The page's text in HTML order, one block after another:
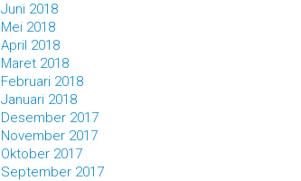
Juni 2018
Mei 2018
April 2018
Maret 2018
Februari 2018
Januari 2018
Desember 2017
November 2017
Oktober 2017
September 2017